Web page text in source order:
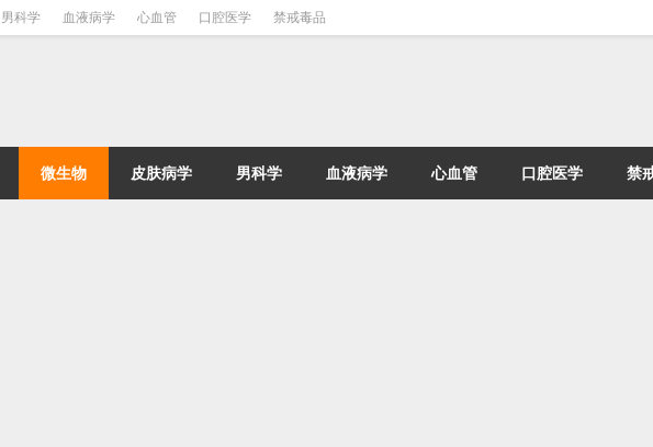
男科学 血液病学 心血管 口腔医学 禁戒毒品
微生物 皮肤病学 男科学 血液病学 心血管 口腔医学 禁